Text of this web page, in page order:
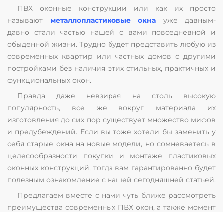
ПВХ оконные конструкции или как их просто
называют металлопластиковые окна уже давным-
давно стали частью нашей с вами повседневной и
обыденной жизни. Трудно будет представить любую из
современных квартир или частных домов с другими
постройками без наличия этих стильных, практичных и
функциональных окон.
Правда даже невзирая на столь высокую
популярность, все же вокруг материала их
изготовления до сих пор существует множество мифов
и предубеждений. Если вы тоже хотели бы заменить у
себя старые окна на новые модели, но сомневаетесь в
целесообразности покупки и монтаже пластиковых
оконных конструкций, тогда вам гарантированно будет
полезным ознакомление с нашей сегодняшней статьей.
Предлагаем вместе с нами чуть ближе рассмотреть
преимущества современных ПВХ окон, а также момент